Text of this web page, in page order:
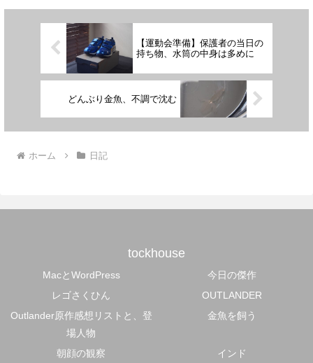
【運動会準備】保護者の当日の
持ち物、水筒の中身は多めに
どんぶり金魚、不調で沈む
ホーム 日記
tockhouse
MacとWordPress
今日の傑作
レゴさくひん
OUTLANDER
Outlander原作感想リストと、登
場人物
金魚を飼う
朝顔の観察 インド